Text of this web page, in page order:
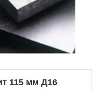
115 мм Д16